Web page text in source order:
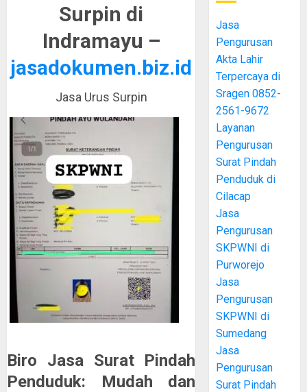
Surpin di
Indramayu –
jasadokumen.biz.id
Jasa Urus Surpin
Biro Jasa Surat Pindah
Penduduk: Mudah dan
Jasa
Pengurusan
Akta Lahir
Terpercaya di
Sragen 0852-
2561-9672
Layanan
Pengurusan
Surat Pindah
Penduduk di
Cilacap
Jasa
Pengurusan
SKPWNI di
Purworejo
Jasa
Pengurusan
SKPWNI di
Sumedang
Jasa
Pengurusan
Surat Pindah